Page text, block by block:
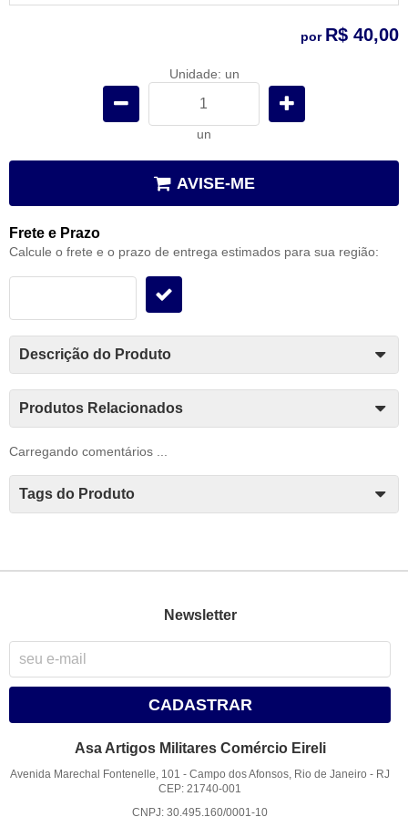
por R$ 40,00
Unidade: un
un
AVISE-ME
Frete e Prazo
Calcule o frete e o prazo de entrega estimados para sua região:
Descrição do Produto
Produtos Relacionados
Carregando comentários ...
Tags do Produto
Newsletter
CADASTRAR
Asa Artigos Militares Comércio Eireli
Avenida Marechal Fontenelle, 101 -Campo dos Afonsos, Rio de Janeiro - RJ
CEP: 21740-001
CNPJ: 30.495.160/0001-10